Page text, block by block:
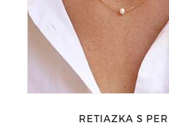
RETIAZKA S